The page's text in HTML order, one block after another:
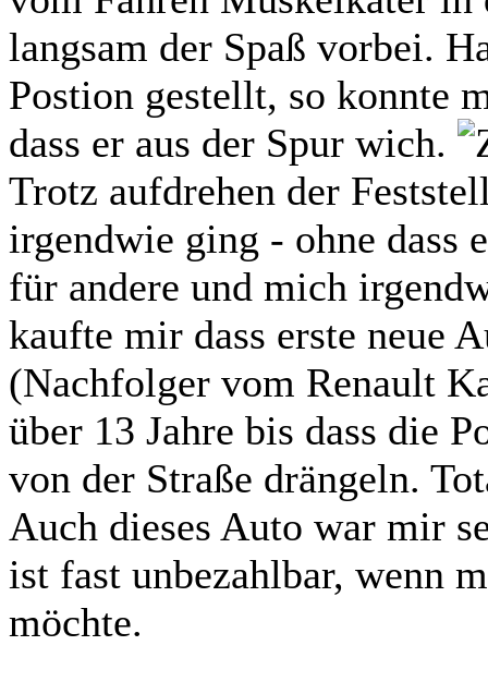
langsam der Spaß vorbei.
Postion gestellt, so konnte
dass er aus der Spur wich.
Trotz aufdrehen der
irgendwie ging - ohne dass
für andere und mich
kaufte mir dass erste neue
(Nachfolger vom Renault
über 13 Jahre bis dass die
von der Straße drängeln.
Auch dieses Auto war mir
ist fast unbezahlbar, wenn
möchte.